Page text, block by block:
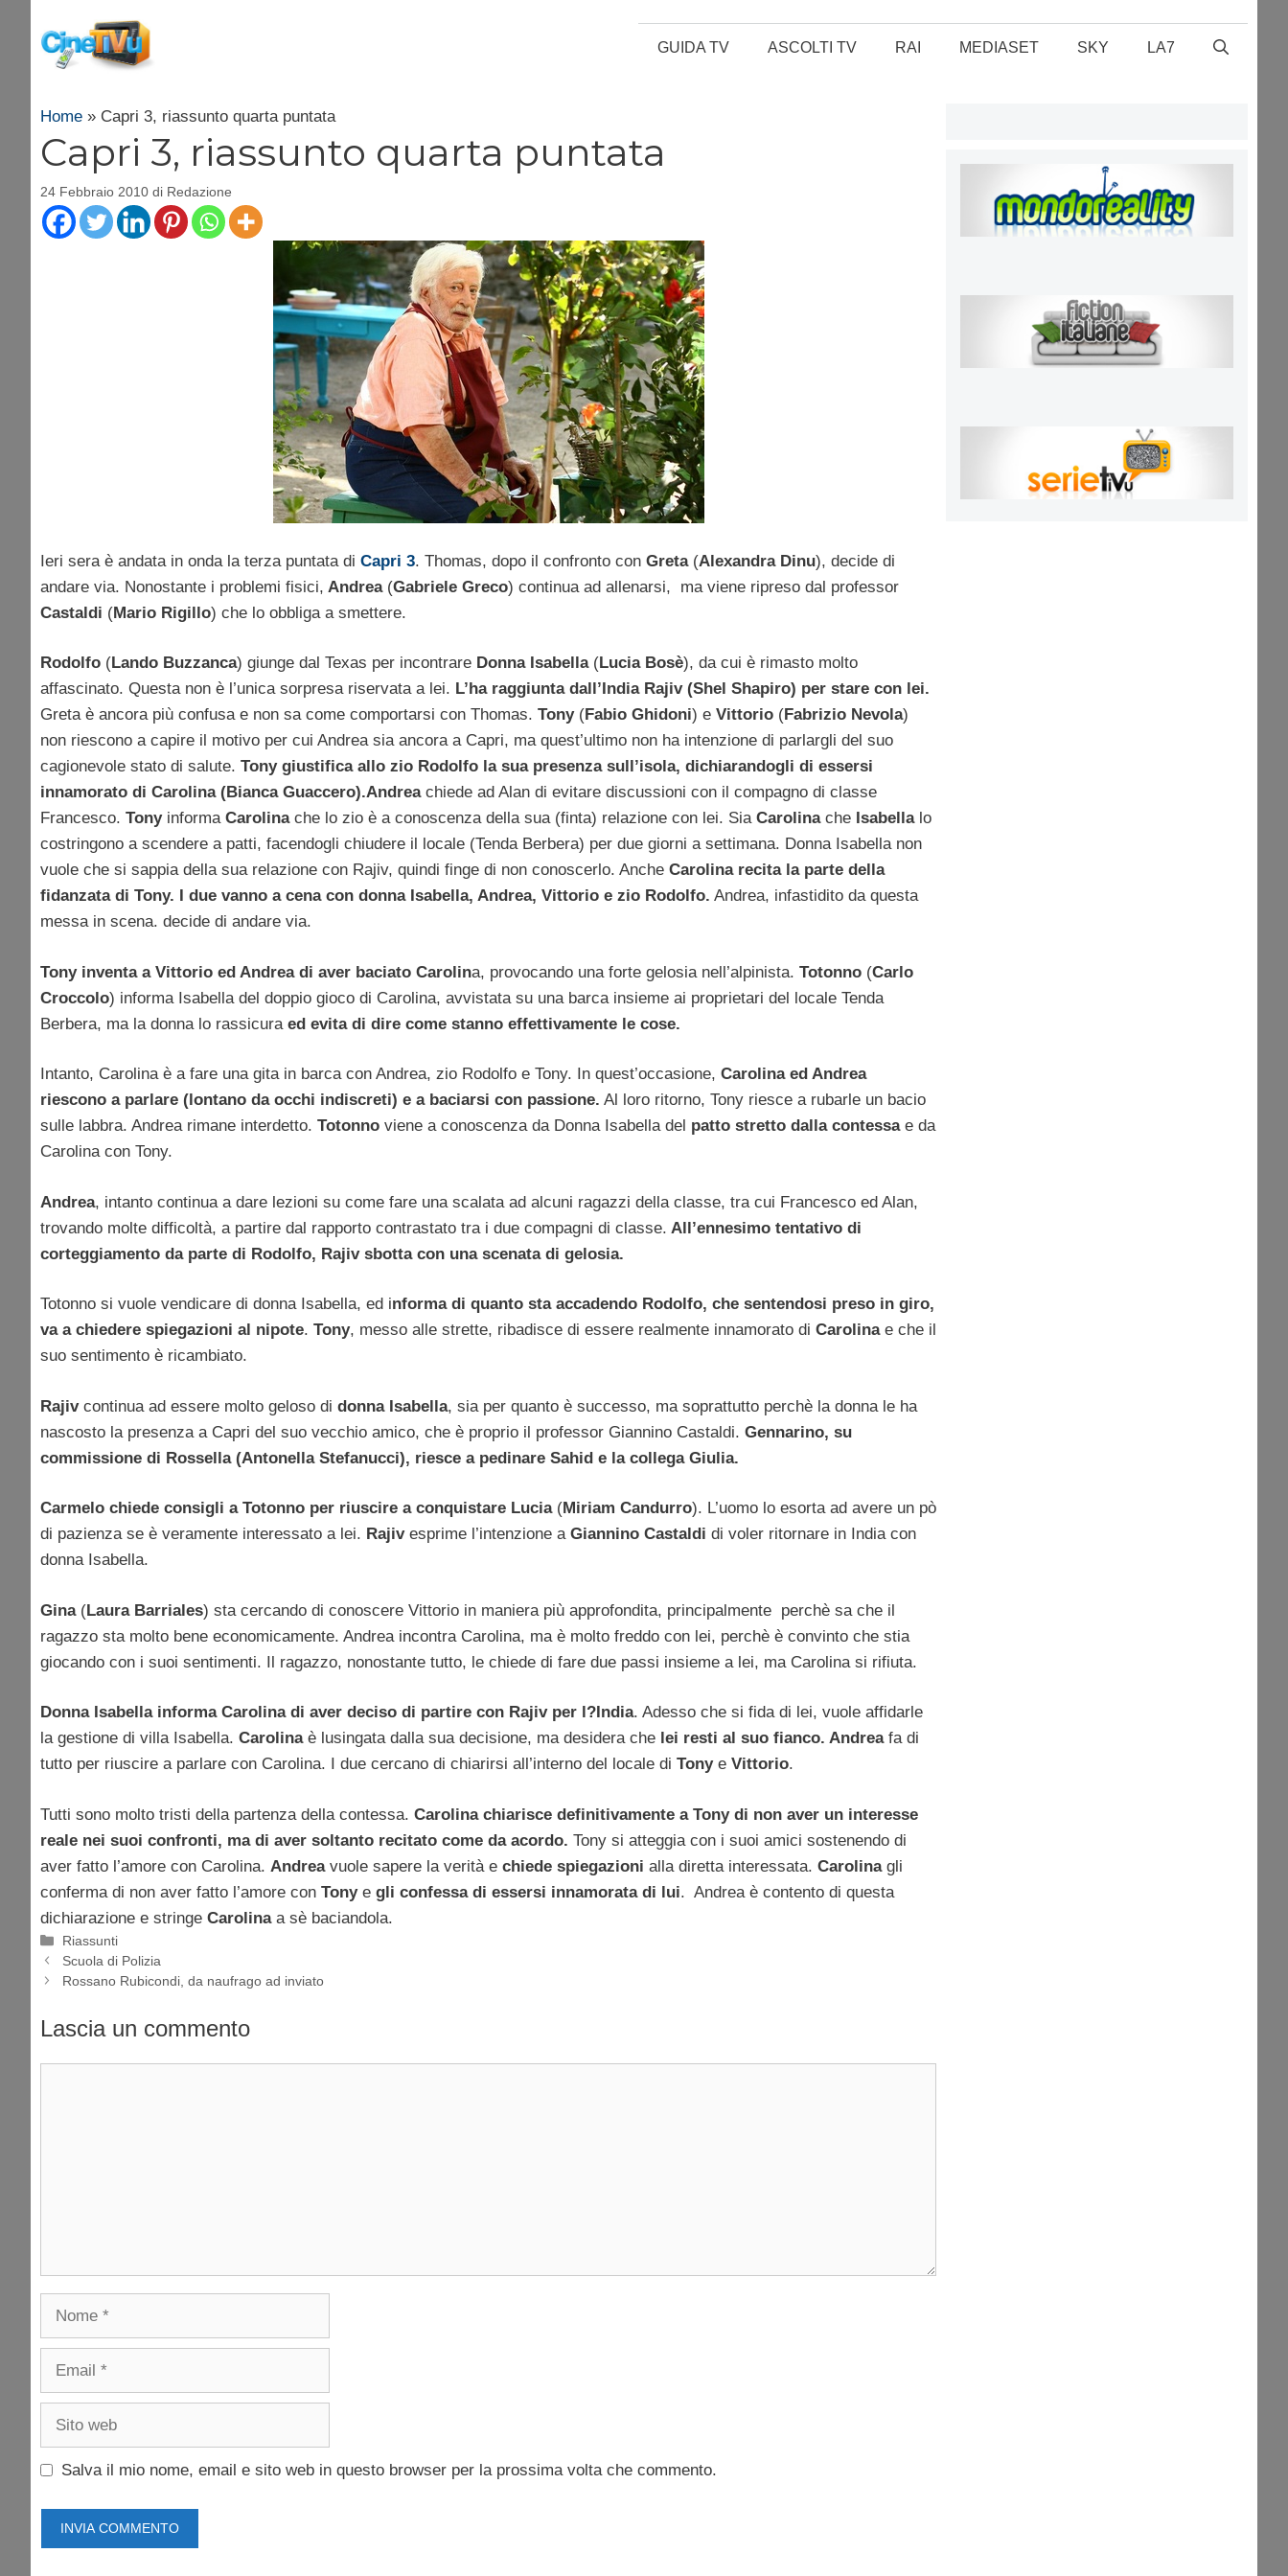
contenuto
GUIDA TV ASCOLTI TV RAI MEDIASET SKY LA7
Home » Capri 3, riassunto quarta puntata
Capri 3, riassunto quarta puntata
24 Febbraio 2010 di Redazione
Ieri sera è andata in onda la terza puntata di Capri 3. Thomas, dopo il confronto con Greta(Alexandra Dinu), decide di
andare via. Nonostante i problemi fisici, Andrea(Gabriele Greco) continua ad allenarsi, ma viene ripreso dal professor
Castaldi (Mario Rigillo) che lo obbliga a smettere.
Rodolfo (Lando Buzzanca) giunge dal Texas per incontrare Donna Isabella(Lucia Bosè), da cui è rimasto molto
affascinato. Questa non è l’unica sorpresa riservata a lei. L’ha raggiunta dall’India Rajiv (Shel Shapiro) per stare con lei.
Greta è ancora più confusa e non sa come comportarsi con Thomas. Tony(Fabio Ghidoni) e Vittorio (Fabrizio Nevola)
non riescono a capire il motivo per cui Andrea sia ancora a Capri, ma quest’ultimo non ha intenzione di parlargli del suo
cagionevole stato di salute. Tony giustifica allo zio Rodolfo la sua presenza sull’isola, dichiarandogli di essersi
innamorato di Carolina (Bianca Guaccero).Andreachiede ad Alan di evitare discussioni con il compagno di classe
Francesco. Tonyinforma Carolinache lo zio è a conoscenza della sua (finta) relazione con lei. SiaCarolinache Isabellalo
costringono a scendere a patti, facendogli chiudere il locale (Tenda Berbera) per due giorni a settimana. Donna Isabella non
vuole che si sappia della sua relazione con Rajiv, quindi finge di non conoscerlo. Anche Carolina recita la parte della
fidanzata di Tony. I due vanno a cena con donna Isabella, Andrea, Vittorio e zio Rodolfo. Andrea, infastidito da questa
messa in scena. decide di andare via.
Tony inventa a Vittorio ed Andrea di aver baciato Carolina, provocando una forte gelosia nell’alpinista. Totonno (Carlo
Croccolo) informa Isabella del doppio gioco di Carolina, avvistata su una barca insieme ai proprietari del locale Tenda
Berbera, ma la donna lo rassicuraed evita di dire come stanno effettivamente le cose.
Intanto, Carolina è a fare una gita in barca con Andrea, zio Rodolfo e Tony. In quest’occasione, Carolina ed Andrea
riescono a parlare (lontano da occhi indiscreti) e a baciarsi con passione. Al loro ritorno, Tony riesce a rubarle un bacio
sulle labbra. Andrea rimane interdetto. Totonno viene a conoscenza da Donna Isabella del patto stretto dalla contessae da
Carolina con Tony.
Andrea, intanto continua a dare lezioni su come fare una scalata ad alcuni ragazzi della classe, tra cui Francesco ed Alan,
trovando molte difficoltà, a partire dal rapporto contrastato tra i due compagni di classe. All’ennesimo tentativo di
corteggiamento da parte di Rodolfo, Rajiv sbotta con una scenata di gelosia.
Totonno si vuole vendicare di donna Isabella, ed informa di quanto sta accadendo Rodolfo, che sentendosi preso in giro,
va a chiedere spiegazioni al nipote. Tony, messo alle strette, ribadisce di essere realmente innamorato di Carolinae che il
suo sentimento è ricambiato.
Rajivcontinua ad essere molto geloso di donna Isabella, sia per quanto è successo, ma soprattutto perchè la donna le ha
nascosto la presenza a Capri del suo vecchio amico, che è proprio il professor Giannino Castaldi. Gennarino, su
commissione di Rossella (Antonella Stefanucci), riesce a pedinare Sahid e la collega Giulia.
Carmelo chiede consigli a Totonno per riuscire a conquistare Lucia (Miriam Candurro). L’uomo lo esorta ad avere un pò
di pazienza se è veramente interessato a lei. Rajivesprime l’intenzione a Giannino Castaldi di voler ritornare in India con
donna Isabella.
Gina(Laura Barriales) sta cercando di conoscere Vittorio in maniera più approfondita, principalmente perchè sa che il
ragazzo sta molto bene economicamente. Andrea incontra Carolina, ma è molto freddo con lei, perchè è convinto che stia
giocando con i suoi sentimenti. Il ragazzo, nonostante tutto, le chiede di fare due passi insieme a lei, ma Carolina si rifiuta.
Donna Isabella informa Carolina di aver deciso di partire con Rajiv per l?India. Adesso che si fida di lei, vuole affidarle
la gestione di villa Isabella. Carolinaè lusingata dalla sua decisione, ma desidera che lei resti al suo fianco. Andrea fa di
tutto per riuscire a parlare con Carolina. I due cercano di chiarirsi all’interno del locale di Tonye Vittorio.
Tutti sono molto tristi della partenza della contessa. Carolina chiarisce definitivamente a Tony di non aver un interesse
reale nei suoi confronti, ma di aver soltanto recitato come da acordo. Tony si atteggia con i suoi amici sostenendo di
aver fatto l’amore con Carolina. Andreavuole sapere la verità e chiede spiegazioni alla diretta interessata. Carolinagli
conferma di non aver fatto l’amore con Tony e gli confessa di essersi innamorata di lui. Andrea è contento di questa
dichiarazione e stringe Carolinaa sè baciandola.
Categorie
Riassunti
Scuola di Polizia
Rossano Rubicondi, da naufrago ad inviato
Lascia un commento
Nome
Email
Sito
Salva il mio nome, email e sito web in questo browser per la prossima volta che commento.